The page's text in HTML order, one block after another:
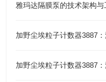
雅玛达隔膜泵的技术架构
加野尘埃粒子计数器3887